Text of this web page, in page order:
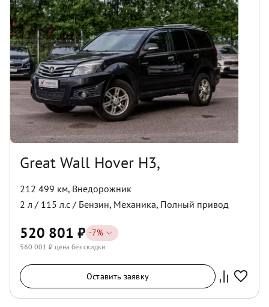
Great Wall Hover H3,
212 499 км, Внедорожник
2 л / 115 л.с / Бензин, Механика, Полный привод
520 801 ₽ -7%
560 001 ₽ цена без скидки
Оставить заявку